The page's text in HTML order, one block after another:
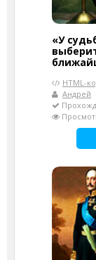
«У
HTML-
Андрей